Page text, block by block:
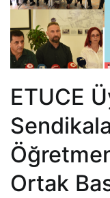
ETUCE
Ortak